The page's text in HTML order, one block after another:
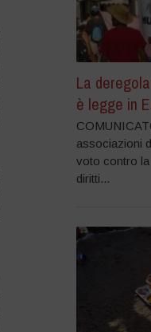
La
è legge in
associazioni
voto contro la
diritti...